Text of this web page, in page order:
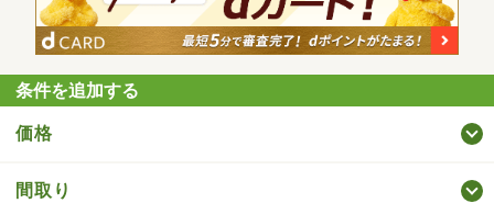
条件を追加する
価格
間取り